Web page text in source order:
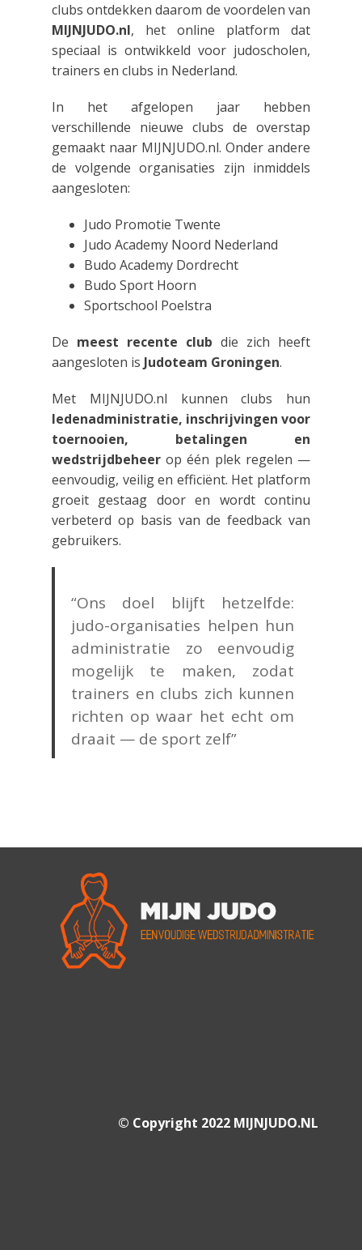
clubs ontdekken daarom de voordelen van
MIJNJUDO.nl, het online platform dat
speciaal is ontwikkeld voor judoscholen,
trainers en clubs in Nederland.
In het afgelopen jaar hebben
verschillende nieuwe clubs de overstap
gemaakt naar MIJNJUDO.nl. Onder andere
de volgende organisaties zijn inmiddels
aangesloten:
Judo Promotie Twente
Judo Academy Noord Nederland
Budo Academy Dordrecht
Budo Sport Hoorn
Sportschool Poelstra
De meest recente club die zich heeft
aangesloten is Judoteam Groningen.
Met MIJNJUDO.nl kunnen clubs hun
ledenadministratie, inschrijvingen voor
toernooien, betalingen en
wedstrijdbeheer op één plek regelen —
eenvoudig, veilig en efficiënt. Het platform
groeit gestaag door en wordt continu
verbeterd op basis van de feedback van
gebruikers.
“Ons doel blijft hetzelfde:
judo-organisaties helpen hun
administratie zo eenvoudig
mogelijk te maken, zodat
trainers en clubs zich kunnen
richten op waar het echt om
draait — de sport zelf”
© Copyright 2022 MIJNJUDO.NL